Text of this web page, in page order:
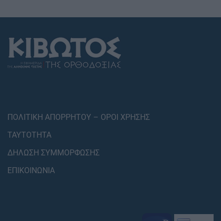
ΠΟΛΙΤΙΚΗ ΑΠΟΡΡΗΤΟΥ – ΟΡΟΙ ΧΡΗΣΗΣ
ΤΑΥΤΟΤΗΤΑ
ΔΗΛΩΣΗ ΣΥΜΜΟΡΦΩΣΗΣ
ΕΠΙΚΟΙΝΩΝΙΑ